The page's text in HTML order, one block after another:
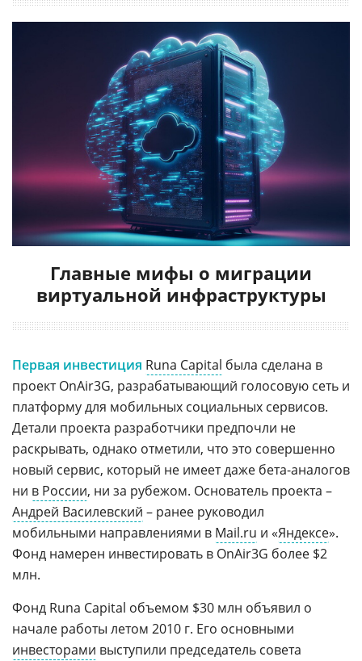
Главные мифы о миграции
виртуальной инфраструктуры
Первая инвестиция Runa Capital была сделана в
проект OnAir3G, разрабатывающий голосовую сеть и
платформу для мобильных социальных сервисов.
Детали проекта разработчики предпочли не
раскрывать, однако отметили, что это совершенно
новый сервис, который не имеет даже бета-аналогов
ни в России, ни за рубежом. Основатель проекта –
Андрей Василевский – ранее руководил
мобильными направлениями в Mail.ru и «Яндексе».
Фонд намерен инвестировать в OnAir3G более $2
млн.
Фонд Runa Capital объемом $30 млн объявил о
начале работы летом 2010 г. Его основными
инвесторами выступили председатель совета